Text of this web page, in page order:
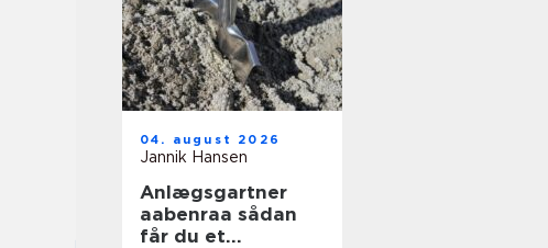
04. august 2026
Jannik Hansen
Anlægsgartner
aabenraa sådan
får du et